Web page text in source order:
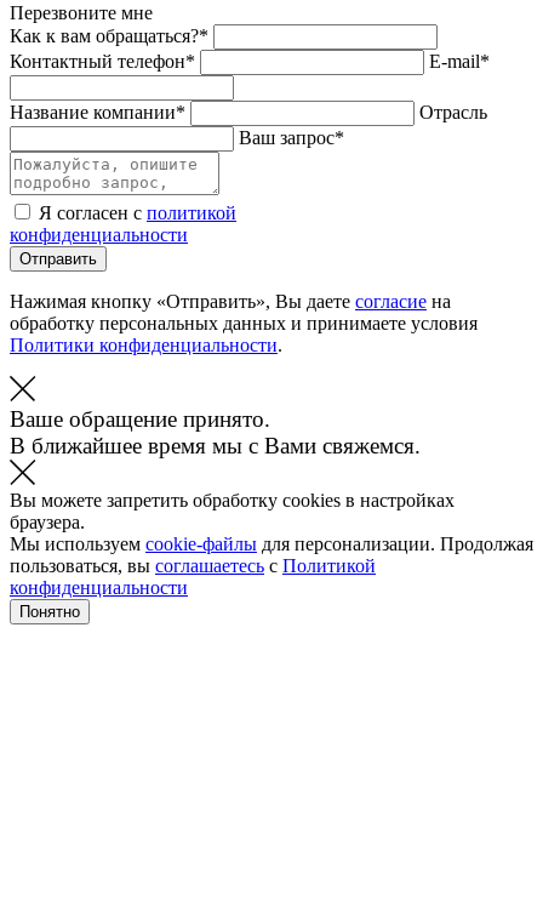
Перезвоните мне
Как к вам обращаться?*
Контактный телефон*
E-mail*
Название компании*
Отрасль
Ваш запрос*
Я согласен с политикой
конфиденциальности
Отправить
Нажимая кнопку «Отправить», Вы даете согласие на
обработку персональных данных и принимаете условия
Политики конфиденциальности.
Ваше обращение принято.
В ближайшее время мы с Вами свяжемся.
Вы можете запретить обработку cookies в настройках
браузера.
Мы используем cookie-файлы для персонализации. Продолжая
пользоваться, вы соглашаетесь с Политикой
конфиденциальности
Понятно